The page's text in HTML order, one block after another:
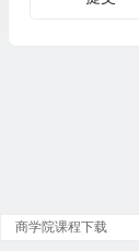
商学院课程下载